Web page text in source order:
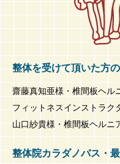
整体を受けて頂いた方
齋藤真知亜様・椎間板ヘル
フィットネスインストラク
山口紗貴様・椎間板ヘルニ
整体院カラダノバス・